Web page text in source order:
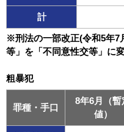
計
※刑法の一部改正(令和5年7
等」を「不同意性交等」に変
粗暴犯
罪種・手口
8年6月（暫
値）